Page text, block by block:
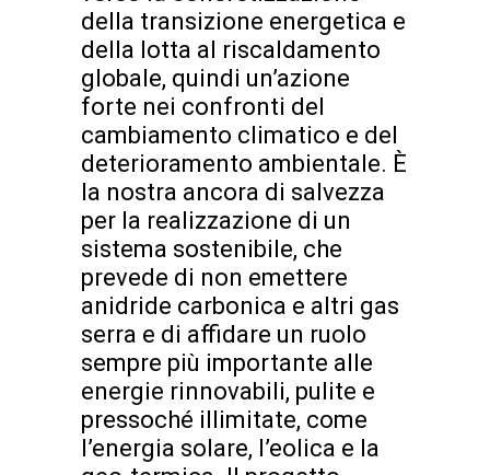
della transizione energetica e
della lotta al riscaldamento
globale, quindi un’azione
forte nei confronti del
cambiamento climatico e del
deterioramento ambientale. È
la nostra ancora di salvezza
per la realizzazione di un
sistema sostenibile, che
prevede di non emettere
anidride carbonica e altri gas
serra e di affidare un ruolo
sempre più importante alle
energie rinnovabili, pulite e
pressoché illimitate, come
l’energia solare, l’eolica e la